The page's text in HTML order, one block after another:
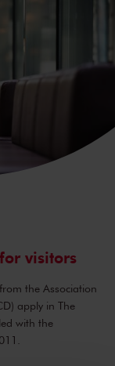
visitors
the Association
apply in The
with the